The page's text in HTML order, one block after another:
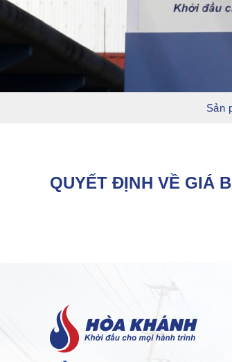
Sản
QUYẾT ĐỊNH VỀ GIÁ